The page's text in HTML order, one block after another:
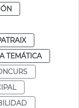
TEMÁTICA